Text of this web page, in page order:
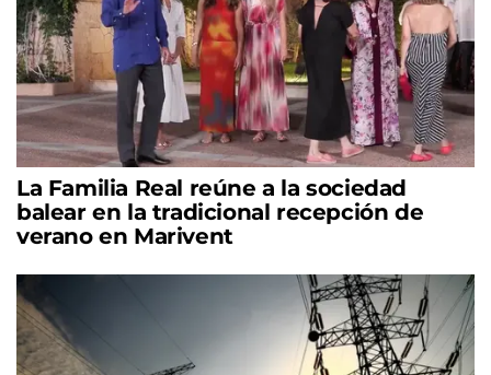
La Familia Real reúne a la sociedad
balear en la tradicional recepción de
verano en Marivent